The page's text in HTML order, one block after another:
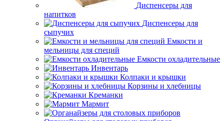
Диспенсеры для
напитков
Диспенсеры для
сыпучих
Емкости и
мельницы для специй
Емкости охладительные
Инвентарь
Колпаки и крышки
Корзины и хлебницы
Креманки
Мармит